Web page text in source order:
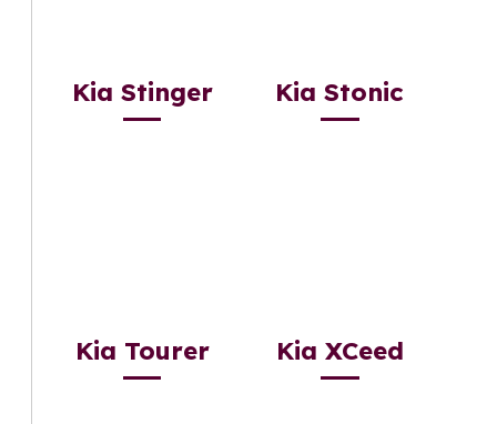
Kia Stinger Kia Stonic
Kia Tourer Kia XCeed